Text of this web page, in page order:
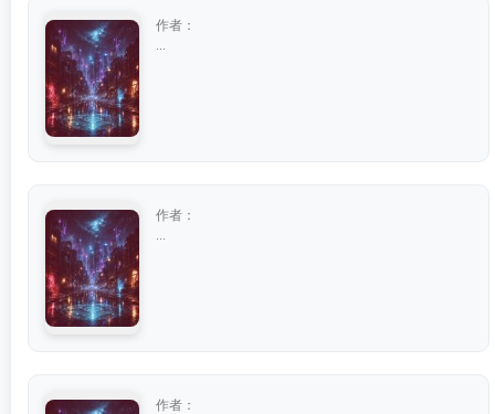
作者：
作者：
作者：